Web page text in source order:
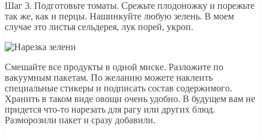
Шаг 3. Подготовьте томаты. Срежьте плодоножку и порежьте
так же, как и перцы. Нашинкуйте любую зелень. В моем
случае это листья сельдерея, лук порей, укроп.
Смешайте все продукты в одной миске. Разложите по
вакуумным пакетам. По желанию можете наклеить
специальные стикеры и подписать состав содержимого.
Хранить в таком виде овощи очень удобно. В будущем вам не
придется что-то нарезать для рагу или других блюд.
Разморозили пакет и сразу добавили.